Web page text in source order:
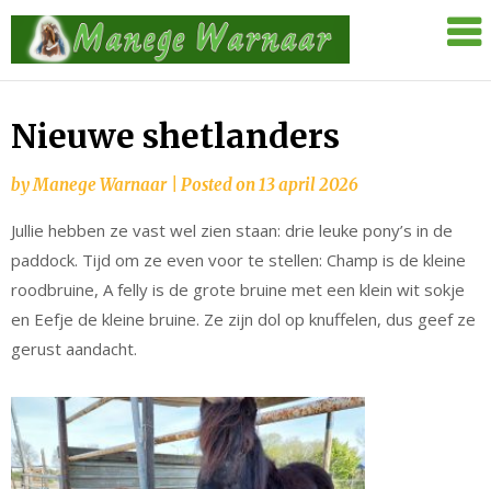
Skip
content
Manege
Nieuwe shetlanders
byManege Warnaar Posted on13 april 2026
Jullie hebben ze vast wel zien staan: drie leuke pony’s in de
paddock. Tijd om ze even voor te stellen: Champ is de kleine
roodbruine, A felly is de grote bruine met een klein wit sokje
en Eefje de kleine bruine. Ze zijn dol op knuffelen, dus geef ze
gerust aandacht.